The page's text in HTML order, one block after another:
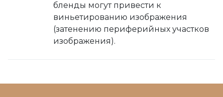
бленды могут привести к
виньетированию изображения
(затенению периферийных участков
изображения).